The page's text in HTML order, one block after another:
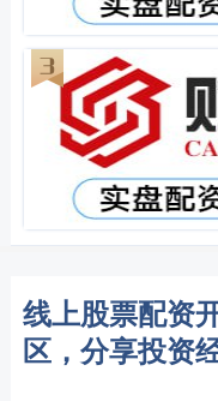
线上股票配资
区，分享投资